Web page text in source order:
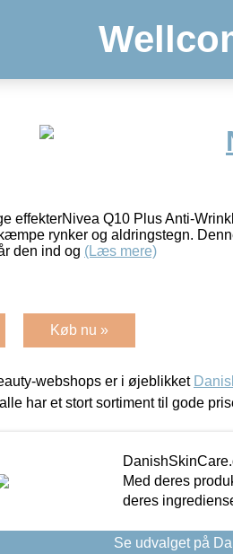
effekterNivea Q10 Plus Anti-
rynker og aldringstegn.
den ind og (Læs mere)
Køb nu »
webshops er i øjeblikket
har et stort sortiment til gode
Med deres
deres
Se udvalget på